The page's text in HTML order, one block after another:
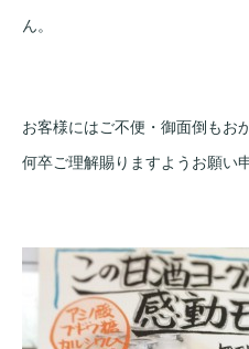
ん。
お客様にはご不便・御面倒もお
何卒ご理解賜りますようお願い